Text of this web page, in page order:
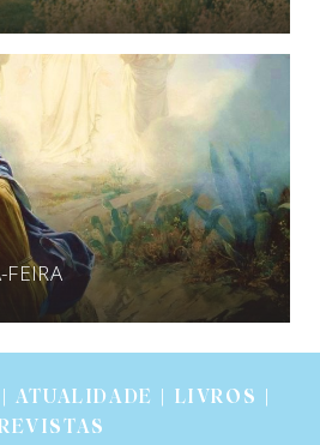
| ATUALIDADE | LIVROS |